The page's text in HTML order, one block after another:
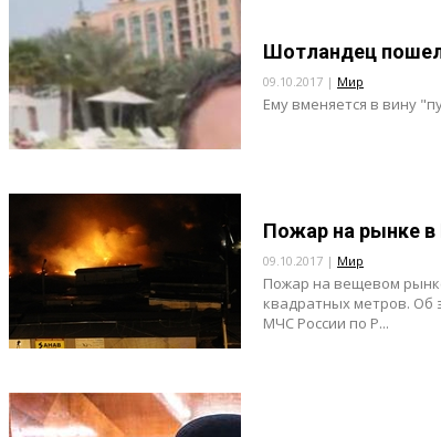
Шотландец
09.10.2017 | Мир
Ему вменяется в вину
Пожар на рынке в
09.10.2017 | Мир
Пожар на вещевом
квадратных метров. Об
МЧС России по Р...